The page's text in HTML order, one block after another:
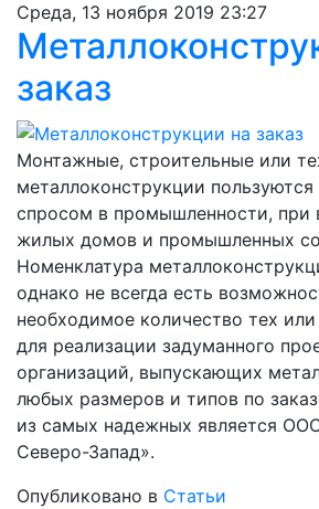
Среда, 13 ноября 2019 23:27
заказ
Монтажные, строительные или
металлоконструкции
спросом в промышленности, при
жилых домов и промышленных
Номенклатура
однако не всегда есть
необходимое количество тех
для реализации задуманного
организаций, выпускающих
любых размеров и типов по
из самых надежных является
Северо-Запад».
Опубликовано в Статьи